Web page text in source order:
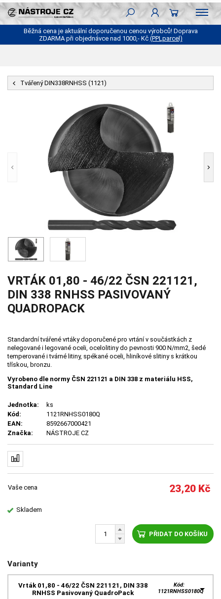
Běžná cena je aktuální doporučenou cenou výrobců! Doprava
ZDARMA při objednávce nad 1000,- Kč (PPLparcel)
Tvářený DIN338RNHSS (1121)
VRTÁK 01,80 - 46/22 ČSN 221121,
DIN 338 RNHSS PASIVOVANÝ
QUADROPACK
Standardní tvářené vrtáky doporučené pro vrtání v součástkách z
nelegované i legované oceli, ocelolitiny do pevnosti 900 N/mm2, šedé
temperované i tvárné litiny, spékané oceli, hliníkové slitiny s krátkou
třískou, bronzu.
Vyrobeno dle normy ČSN 221121 a DIN 338 z materiálu HSS,
Standard Line
Jednotka:
ks
Kód:
1121RNHSS0180Q
EAN:
8592667000421
Značka:
NÁSTROJE CZ
Vaše cena 23,20 Kč
Skladem
PŘIDAT DO KOŠÍKU
Varianty
Vrták 01,80 - 46/22 ČSN 221121, DIN 338
RNHSS Pasivovaný QuadroPack
Kód:
1121RNHSS0180Q